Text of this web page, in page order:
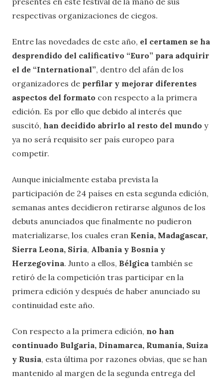
respectivas organizaciones de ciegos.
Entre las novedades de este año, el certamen se ha
desprendido del calificativo “Euro” para adquirir
el de “International”, dentro del afán de los
organizadores de perfilar y mejorar diferentes
aspectos del formato con respecto a la primera
edición. Es por ello que debido al interés que
suscitó, han decidido abrirlo al resto del mundo y
ya no será requisito ser país europeo para
competir.
Aunque inicialmente estaba prevista la
participación de 24 países en esta segunda edición,
semanas antes decidieron retirarse algunos de los
debuts anunciados que finalmente no pudieron
materializarse, los cuales eran Kenia, Madagascar,
Sierra Leona, Siria, Albania y Bosnia y
Herzegovina. Junto a ellos, Bélgica también se
retiró de la competición tras participar en la
primera edición y después de haber anunciado su
continuidad este año.
Con respecto a la primera edición, no han
continuado Bulgaria, Dinamarca, Rumanía, Suiza
y Rusia, esta última por razones obvias, que se han
mantenido al margen de la segunda entrega del